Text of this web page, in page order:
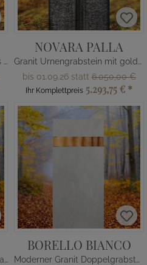
Granit Urnengrabstein mit Glas Kugel & Blume
NOVARA PALLA
Granit Urnengrabstein mit goldener Kugel
bis 01.09.26 statt6.050,00 €
Ihr Komplettpreis 5.293,75 € *
Granit Urnengrabstein in Schwarz mit Quarzit
BORELLO BIANCO
Moderner Granit Doppelgrabstein mit Quarzit